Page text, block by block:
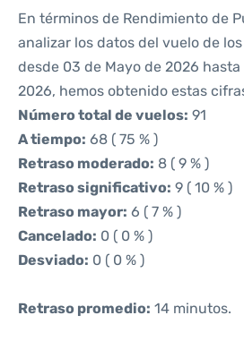
En términos de Rendimiento de
analizar los datos del vuelo de
desde 03 de Mayo de 2026
2026, hemos obtenido estas
Número total de vuelos: 91
A tiempo: 68 ( 75 % )
Retraso moderado: 8 ( 9 % )
Retraso significativo: 9 ( 10 % )
Retraso mayor: 6 ( 7 % )
Cancelado: 0 ( 0 % )
Desviado: 0 ( 0 % )
Retraso promedio: 14 minutos.